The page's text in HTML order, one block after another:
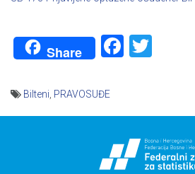
Share
Bilteni PRAVOSUĐE